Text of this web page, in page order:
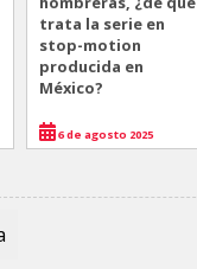
trata la serie en
stop-motion
producida en
México?
6 de agosto 2025